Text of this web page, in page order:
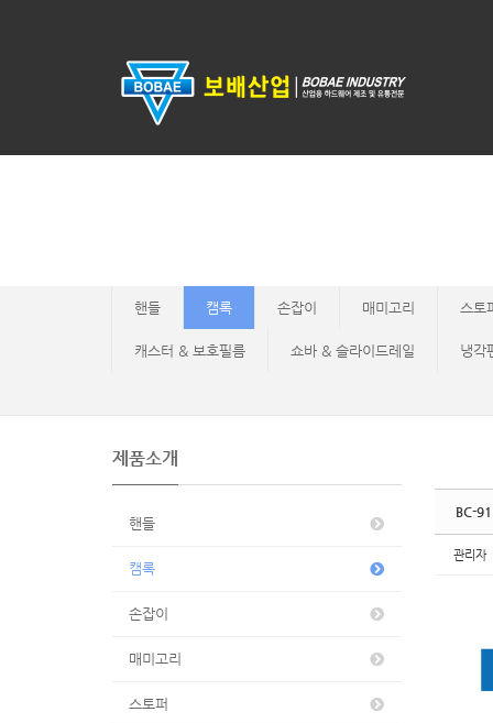
핸들 캠록 손잡이 매미고리 스토
캐스터 & 보호필름 쇼바 & 슬라이드레일 냉각
제품소개
핸들
캠록
손잡이
매미고리
스토퍼
BC-91
관리자